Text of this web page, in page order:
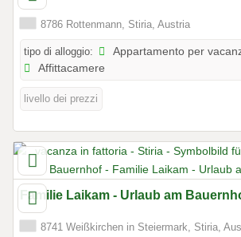
8786 Rottenmann, Stiria, Austria
tipo di alloggio:
Appartamento per
Affittacamere
livello dei prezzi
Familie Laikam - Urlaub am
8741 Weißkirchen in Steiermark, Stiria,